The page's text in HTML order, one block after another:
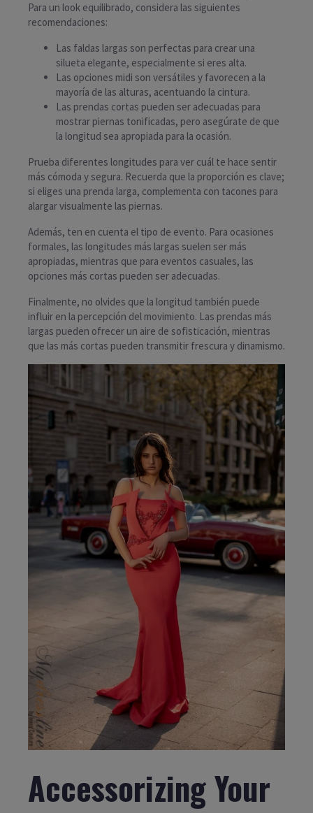
Para un look equilibrado, considera las siguientes
recomendaciones:
Las faldas largas son perfectas para crear una
silueta elegante, especialmente si eres alta.
Las opciones midi son versátiles y favorecen a la
mayoría de las alturas, acentuando la cintura.
Las prendas cortas pueden ser adecuadas para
mostrar piernas tonificadas, pero asegúrate de que
la longitud sea apropiada para la ocasión.
Prueba diferentes longitudes para ver cuál te hace sentir
más cómoda y segura. Recuerda que la proporción es clave;
si eliges una prenda larga, complementa con tacones para
alargar visualmente las piernas.
Además, ten en cuenta el tipo de evento. Para ocasiones
formales, las longitudes más largas suelen ser más
apropiadas, mientras que para eventos casuales, las
opciones más cortas pueden ser adecuadas.
Finalmente, no olvides que la longitud también puede
influir en la percepción del movimiento. Las prendas más
largas pueden ofrecer un aire de sofisticación, mientras
que las más cortas pueden transmitir frescura y dinamismo.
Accessorizing Your